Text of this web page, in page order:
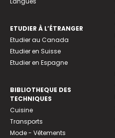
ETUDIER À L’ÉTRANGER
Etudier au Canada
Etudier en Suisse
Etudier en Espagne
BIBLIOTHEQUE DES
TECHNIQUES
Cuisine
Transports
Mode - Vêtements